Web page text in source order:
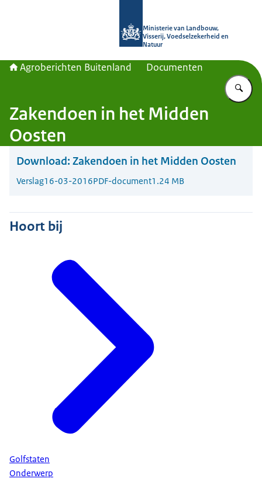
Ministerie van Landbouw,
Visserij, Voedselzekerheid en
Natuur
Agroberichten Buitenland Documenten
Zakendoen in het Midden
Oosten
Download: Zakendoen in het Midden Oosten
Verslag16-03-2016PDF-document1.24 MB
Hoort bij
Golfstaten
Onderwerp